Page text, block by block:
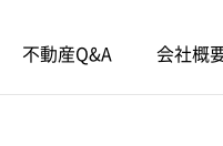
不動産Q&A 会社概